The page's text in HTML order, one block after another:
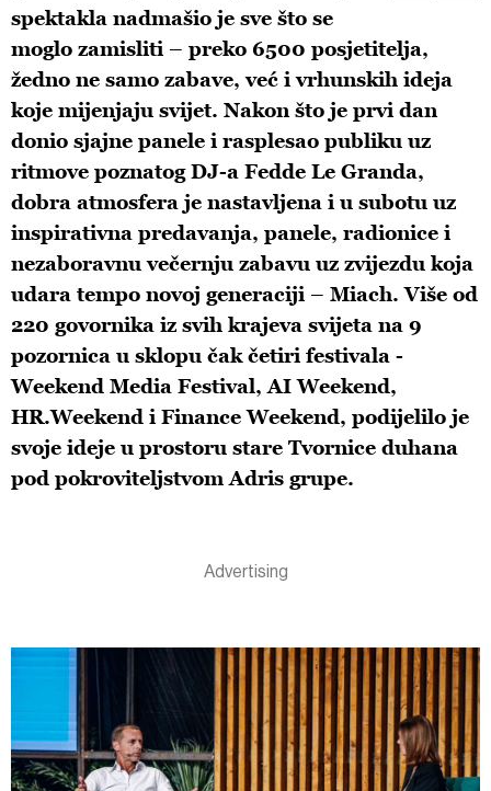
spektakla nadmašio je sve što se
moglo zamisliti – preko 6500 posjetitelja,
žedno ne samo zabave, već i vrhunskih ideja
koje mijenjaju svijet. Nakon što je prvi dan
donio sjajne panele i rasplesao publiku uz
ritmove poznatog DJ-a Fedde Le Granda,
dobra atmosfera je nastavljena i u subotu uz
inspirativna predavanja, panele, radionice i
nezaboravnu večernju zabavu uz zvijezdu koja
udara tempo novoj generaciji – Miach. Više od
220 govornika iz svih krajeva svijeta na 9
pozornica u sklopu čak četiri festivala -
Weekend Media Festival, AI Weekend,
HR.Weekend i Finance Weekend, podijelilo je
svoje ideje u prostoru stare Tvornice duhana
pod pokroviteljstvom Adris grupe.